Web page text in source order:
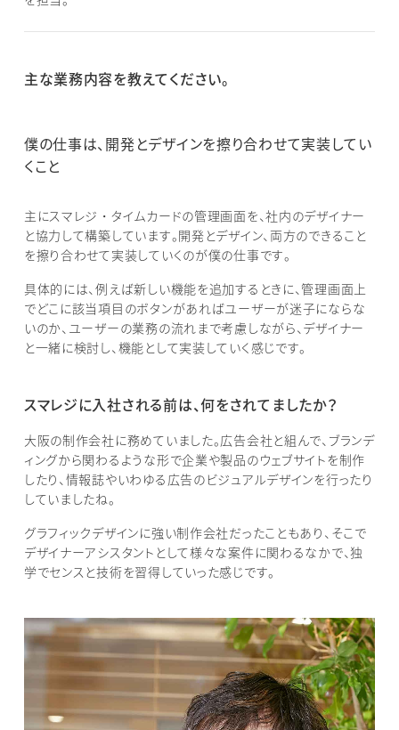
主な業務内容を教えてください。
僕の仕事は、開発とデザインを擦り合わせて実装してい
くこと
主にスマレジ・タイムカードの管理画面を、社内のデザイナー
と協力して構築しています。開発とデザイン、両方のできること
を擦り合わせて実装していくのが僕の仕事です。
具体的には、例えば新しい機能を追加するときに、管理画面上
でどこに該当項目のボタンがあればユーザーが迷子にならな
いのか、ユーザーの業務の流れまで考慮しながら、デザイナー
と一緒に検討し、機能として実装していく感じです。
スマレジに入社される前は、何をされてましたか？
大阪の制作会社に務めていました。広告会社と組んで、ブランデ
ィングから関わるような形で企業や製品のウェブサイトを制作
したり、情報誌やいわゆる広告のビジュアルデザインを行ったり
していましたね。
グラフィックデザインに強い制作会社だったこともあり、そこで
デザイナーアシスタントとして様々な案件に関わるなかで、独
学でセンスと技術を習得していった感じです。